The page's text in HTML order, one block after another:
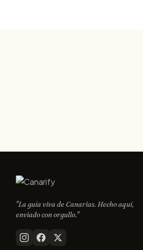
"La guía viva de Canarias. Hecho aquí,
enviado con orgullo."